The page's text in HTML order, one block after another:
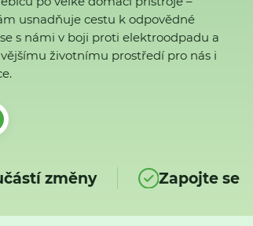
usnadňuje cestu k odpovědné
s námi v boji proti elektroodpadu a
životnímu prostředí pro nás i
změny Zapojte se